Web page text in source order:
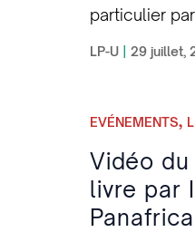
particulier
Vidéo 1
LP-U 29 juillet,
EVÉNEMENTS,
Vidéo
livre par